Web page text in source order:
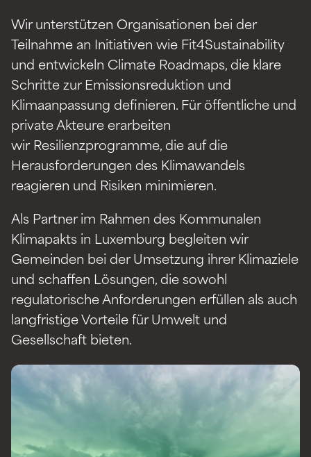
Wir unterstützen Organisationen bei der
Teilnahme an Initiativen wie Fit4Sustainability
und entwickeln Climate Roadmaps, die klare
Schritte zur Emissionsreduktion und
Klimaanpassung definieren. Für öffentliche und
private Akteure erarbeiten
wir Resilienzprogramme, die auf die
Herausforderungen des Klimawandels
reagieren und Risiken minimieren.
Als Partner im Rahmen des Kommunalen
Klimapakts in Luxemburg begleiten wir
Gemeinden bei der Umsetzung ihrer Klimaziele
und schaffen Lösungen, die sowohl
regulatorische Anforderungen erfüllen als auch
langfristige Vorteile für Umwelt und
Gesellschaft bieten.